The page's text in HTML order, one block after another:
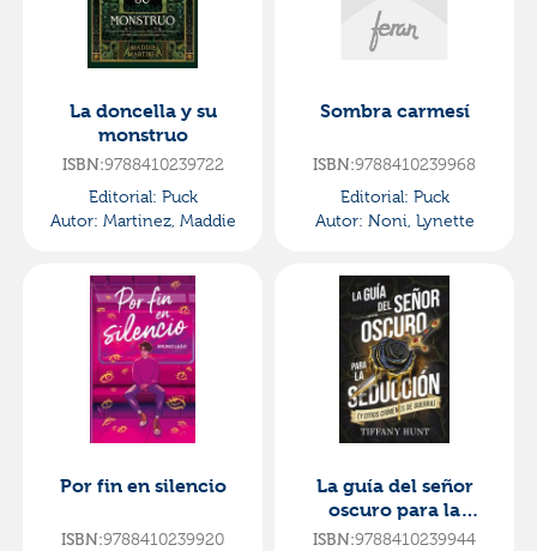
La doncella y su
monstruo
ISBN:9788410239722
Editorial: Puck
Autor: Martinez, Maddie
Sombra carmesí
ISBN:9788410239968
Editorial: Puck
Autor: Noni, Lynette
Por fin en silencio
ISBN:9788410239920
La guía del señor
oscuro para la
seducción (y otros
ISBN:9788410239944